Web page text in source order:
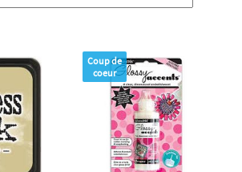
Coup de
coeur